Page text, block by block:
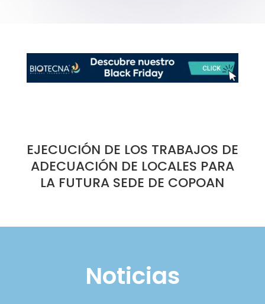
EJECUCIÓN DE LOS TRABAJOS DE
ADECUACIÓN DE LOCALES PARA
LA FUTURA SEDE DE COPOAN
Noticias